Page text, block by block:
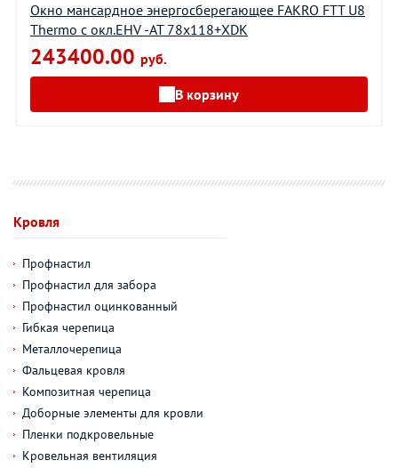
Окно мансардное энергосберегающее FAKRO FTT U8
Thermo с окл.EHV -AT 78х118+XDK
243400.00 руб.
В корзину
Кровля
Профнастил
Профнастил для забора
Профнастил оцинкованный
Гибкая черепица
Металлочерепица
Фальцевая кровля
Композитная черепица
Доборные элементы для кровли
Пленки подкровельные
Кровельная вентиляция